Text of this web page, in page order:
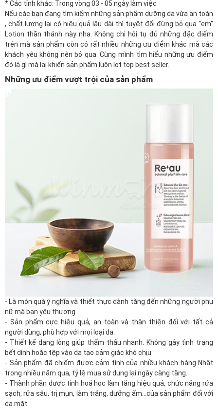
* Các tỉnh khác: Trong vòng 03 - 05 ngày làm việc
Nếu các bạn đang tìm kiếm những sản phẩm dưỡng da vừa an toàn
, chất lượng lại có hiệu quả lâu dài thì tuyệt đối đừng bỏ qua “em”
Lotion thần thánh này nha. Không chỉ hội tụ đủ những đặc điểm
trên mà sản phẩm còn có rất nhiều những ưu điểm khác mà các
khách yêu không nên bỏ qua. Cùng mình tìm hiểu những ưu điểm
đó là gì mà lại khiến sản phẩm luôn lọt top best seller.
Những ưu điểm vượt trội của sản phẩm
- Là mónquà ý nghĩa và thiết thực dành tặng đến những người phụ
nữ mà bạn yêu thương.
- Sản phẩm cực hiệu quả, an toàn và thân thiện đối với tất cả
người dùng, phù hợp với mọi loại da.
- Thiết kế dạng lỏng giúp thẩm thấu nhanh. Không gây tình trạng
bết dính hoặc tệp vào da tạo cảm giác khó chịu.
- Sản phẩm đã chiếm được cảm tình của nhiều khách hàng Nhật
trong nhiều năm qua, tỷ lệ mua sử dụng lại ngày càng tăng.
- Thành phần dược tính hoá học làm tăng hiệu quả, chức năng rửa
sạch, rửa sâu, trị mụn, làm trắng, dưỡng ẩm…của sản phẩm đối với
da mặt.